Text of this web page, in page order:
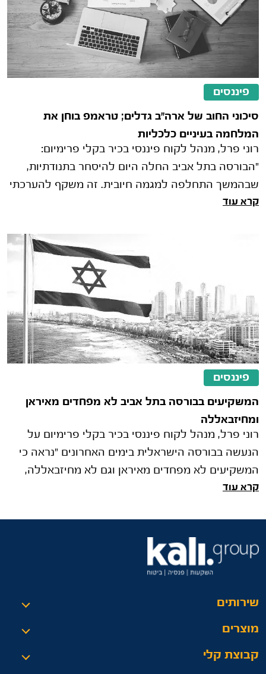
פיננסים
סיכוני החוב של ארה"ב גדלים; טראמפ בוחן את
המלחמה בעיניים כלכליות
רוני פרל, מנהל לקוח פיננסי בכיר בקלי פרימיום:
"הבורסה בתל אביב החלה היום להיסחר בתנודתיות,
שבהמשך התחלפה למגמה חיובית. זה משקף להערכתי
ניהול סיכונים עמוק שעושים המשק�
קרא עוד
פיננסים
המשקיעים בבורסה בתל אביב לא מפחדים מאיראן
ומחיזבאללה
רוני פרל, מנהל לקוח פיננסי בכיר בקלי פרימיום על
הנעשה בבורסה הישראלית בימים האחרונים "נראה כי
המשקיעים לא מפחדים מאיראן וגם לא מחיזבאללה,
ומגיבים בקנייה חזקה של מני�
קרא עוד
שירותים
מוצרים
קבוצת קלי